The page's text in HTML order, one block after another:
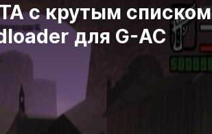
с крутым списком
для G-AC